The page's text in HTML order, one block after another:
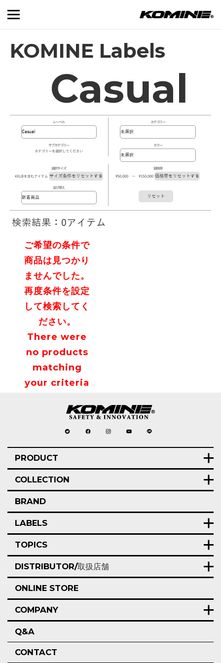
KOMINE Labels
Casual
レーベル カテゴリー
サブカテゴリー
カテゴリーを選択してください
カラー
選択サイズ
4XLBを含むアイテム サイズ条件をリセットする
価格帯
\50,000 ～ \150,000 価格帯をリセットする
並び替え
リセット
検索結果：0アイテム
ご希望の条件で
商品は見つかり
ませんでした。
再度条件を設定
して検索してく
ださい。
There were
no products
matching
your criteria
PRODUCT
COLLECTION
BRAND
LABELS
TOPICS
DISTRIBUTOR/取扱店舗
ONLINE STORE
COMPANY
Q&A
CONTACT